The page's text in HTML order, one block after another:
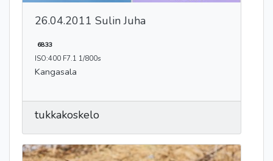
26.04.2011 Sulin Juha
6833
ISO:400 F7.1 1/800s
Kangasala
tukkakoskelo